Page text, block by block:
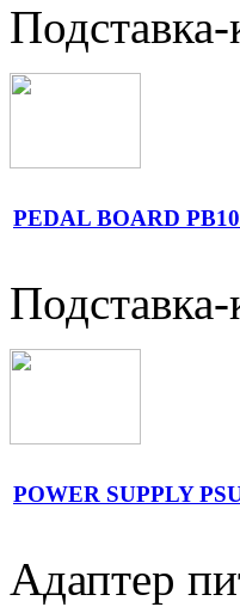
PEDAL BOARD
POWER SUPPLY
Адаптер